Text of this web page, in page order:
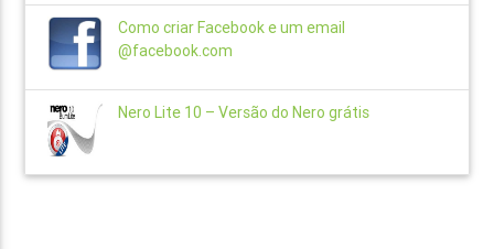
Como criar Facebook e um email
@facebook.com
Nero Lite 10 – Versão do Nero grátis